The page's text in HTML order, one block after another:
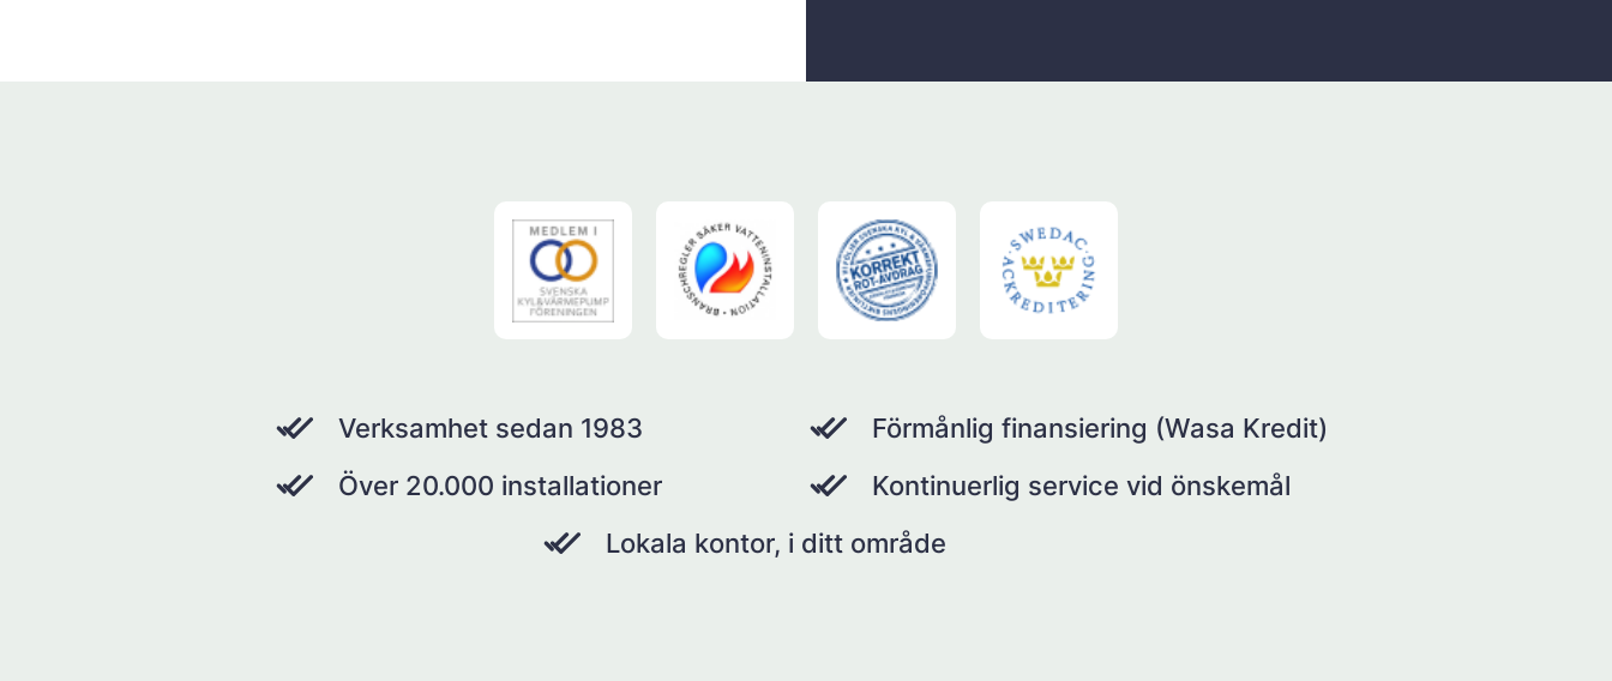
Verksamhet sedan 1983
Förmånlig finansiering (Wasa Kredit)
Över 20.000 installationer
Kontinuerlig service vid önskemål
Lokala kontor, i ditt område